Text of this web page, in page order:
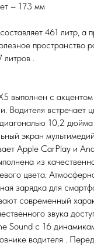
– 173 мм
461 литр, а
пространство
литров .
выполнен с
Водителя встречает
10,2
экран
Apple CarPlay и
из
цвета.
зарядка для
современный
звука
Sound с 16
водителя .